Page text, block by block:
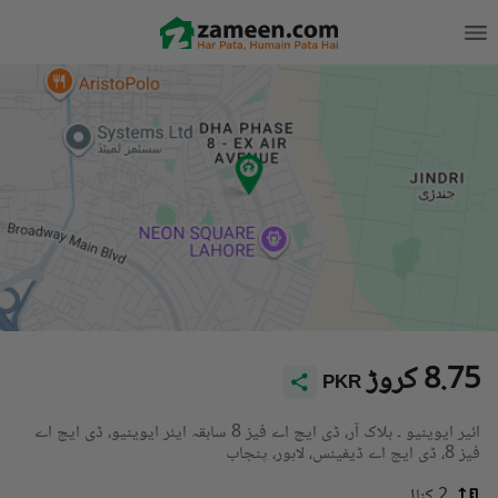
PKR 8.75 کروڑ
ائیر ایوینیو ۔ بلاک آر، ڈی ایچ اے فیز 8 سابقہ ایئر ایوینیو، ڈی ایچ اے
فیز 8، ڈی ایچ اے ڈیفینس، لاہور، پنجاب